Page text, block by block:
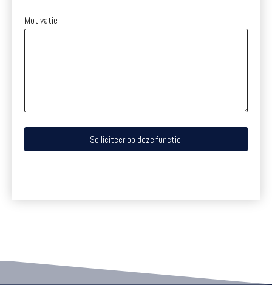
Motivatie
Solliciteer op deze functie!